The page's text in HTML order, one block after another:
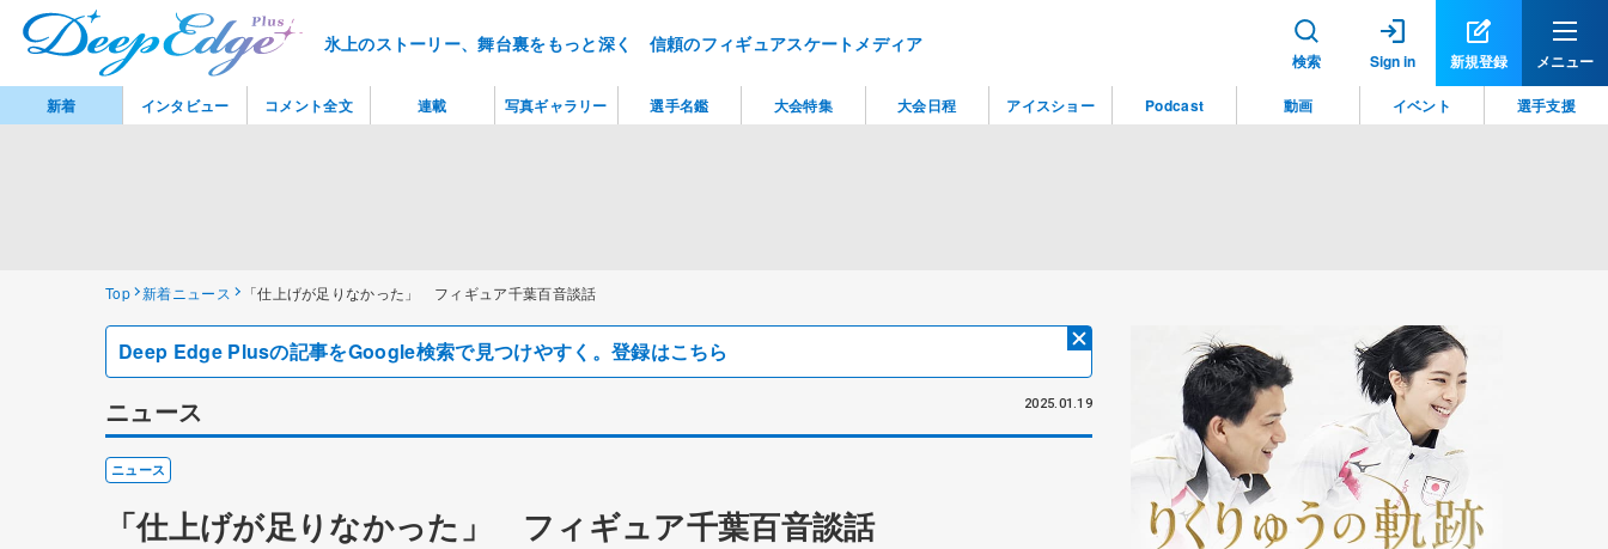
氷上のストーリー、舞台裏をもっと深く 信頼のフィギュアスケートメディア
検索 Sign in 新規登録 メニュー
Top 新着ニュース 「仕上げが足りなかった」 フィギュア千葉百音談話
Deep Edge Plusの記事をGoogle検索で見つけやすく。登録はこちら
ニュース 2025.01.19
ニュース
「仕上げが足りなかった」 フィギュア千葉百音談話
新着 インタビュー コメント全文 連載 写真ギャラリー 選手名鑑 大会特集 大会日程 アイスショー Podcast 動画 イベント 選手支援